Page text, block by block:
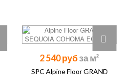
2 540 руб
SPC Alpine Floor GRAND